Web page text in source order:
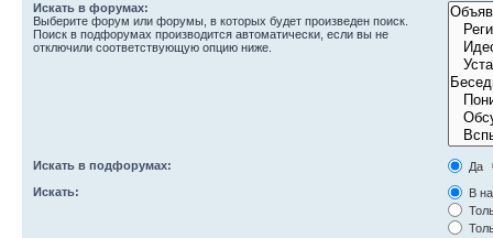
Искать в форумах:
Выберите форум или форумы, в которых будет произведен поиск.
Поиск в подфорумах производится автоматически, если вы не
отключили соответствующую опцию ниже.
Искать в подфорумах:
Да
Искать:
В